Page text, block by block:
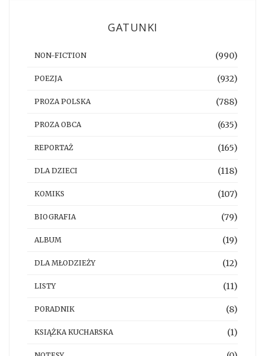
GATUNKI
NON-FICTION (990)
POEZJA (932)
PROZA POLSKA (788)
PROZA OBCA (635)
REPORTAŻ (165)
DLA DZIECI (118)
KOMIKS (107)
BIOGRAFIA (79)
ALBUM (19)
DLA MŁODZIEŻY (12)
LISTY (11)
PORADNIK (8)
KSIĄŻKA KUCHARSKA (1)